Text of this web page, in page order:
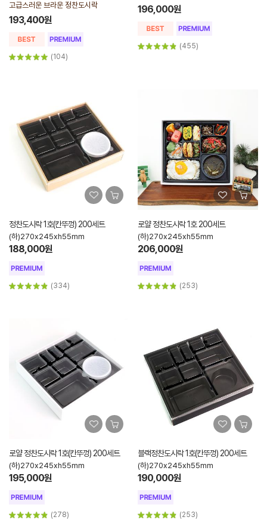
고급스러운 브라운 정찬도시락
193,400원
(104)
196,000원
(455)
정찬도시락 1호(칸뚜껑) 200세트
(하)270x245xh55mm
188,000원
(334)
로얄 정찬도시락 1호 200세트
(하)270x245xh55mm
206,000원
(253)
로얄 정찬도시락 1호(칸뚜껑) 200세트
(하)270x245xh55mm
195,000원
(278)
블랙정찬도시락 1호(칸뚜껑) 200세트
(하)270x245xh55mm
190,000원
(253)